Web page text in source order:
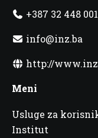
+387 32 448 001
info@inz.ba
http://
Meni
Usluge za
Institut